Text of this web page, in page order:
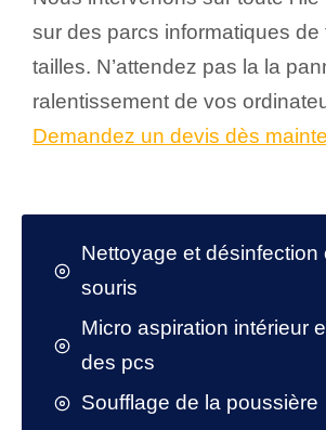
sur des parcs informatiques de
tailles. N’attendez pas la la
ralentissement de vos
Demandez un devis dès
Nettoyage et désinfection
souris
Micro aspiration intérieur
des pcs
Soufflage de la poussière